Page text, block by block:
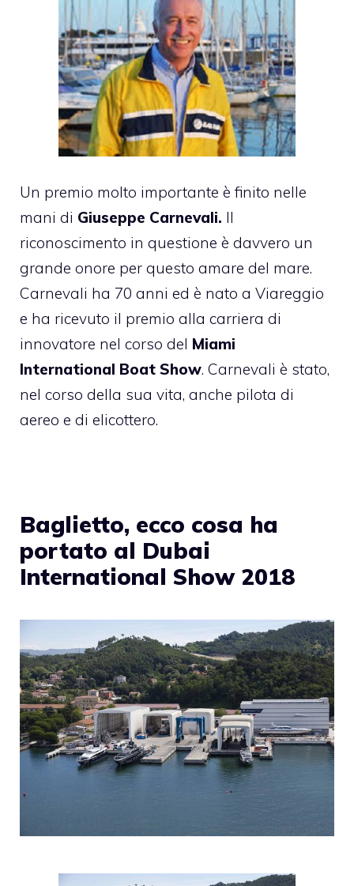
Un premio molto importante è finito nelle
mani di Giuseppe Carnevali. Il
riconoscimento in questione è davvero un
grande onore per questo amare del mare.
Carnevali ha 70 anni ed è nato a Viareggio
e ha ricevuto il premio alla carriera di
innovatore nel corso del Miami
International Boat Show. Carnevali è stato,
nel corso della sua vita, anche pilota di
aereo e di elicottero.
Baglietto, ecco cosa ha
portato al Dubai
International Show 2018